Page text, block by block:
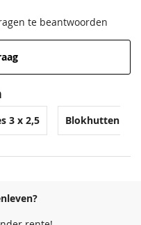
te beantwoorden
3 x 2,5 Blokhutten